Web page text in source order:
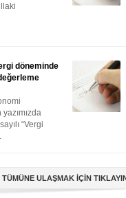
döneminde
“Vergi
TÜMÜNE ULAŞMAK İÇİN